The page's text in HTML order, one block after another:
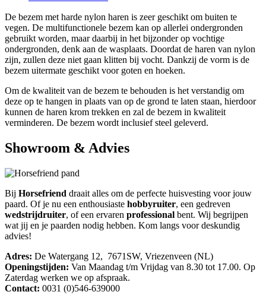
De bezem met harde nylon haren is zeer geschikt om buiten te
vegen. De multifunctionele bezem kan op allerlei ondergronden
gebruikt worden, maar daarbij in het bijzonder op vochtige
ondergronden, denk aan de wasplaats. Doordat de haren van nylon
zijn, zullen deze niet gaan klitten bij vocht. Dankzij de vorm is de
bezem uitermate geschikt voor goten en hoeken.
Om de kwaliteit van de bezem te behouden is het verstandig om
deze op te hangen in plaats van op de grond te laten staan, hierdoor
kunnen de haren krom trekken en zal de bezem in kwaliteit
verminderen. De bezem wordt inclusief steel geleverd.
Showroom & Advies
Bij Horsefriend draait alles om de perfecte huisvesting voor jouw
paard. Of je nu een enthousiaste hobbyruiter, een gedreven
wedstrijdruiter, of een ervaren professional bent. Wij begrijpen
wat jij en je paarden nodig hebben. Kom langs voor deskundig
advies!
Adres: De Watergang 12, 7671SW, Vriezenveen (NL)
Openingstijden: Van Maandag t/m Vrijdag van 8.30 tot 17.00. Op
Zaterdag werken we op afspraak.
Contact: 0031 (0)546-639000